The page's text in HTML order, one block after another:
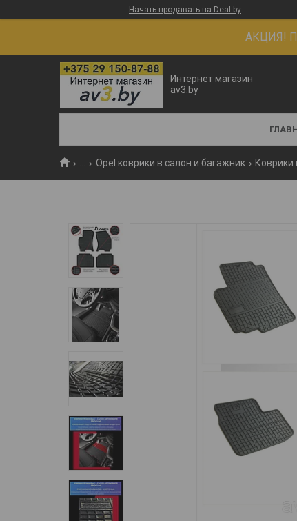
Начать продавать на Deal.by
АКЦИЯ!
Интернет магазин
av3.by
Opel коврики в салон и багажник Коврики